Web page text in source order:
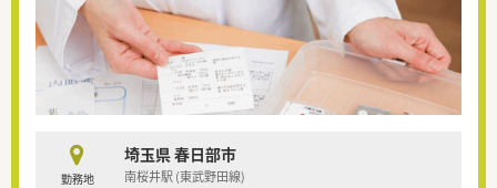
勤務地
埼玉県 春日部市
南桜井駅 (東武野田線)